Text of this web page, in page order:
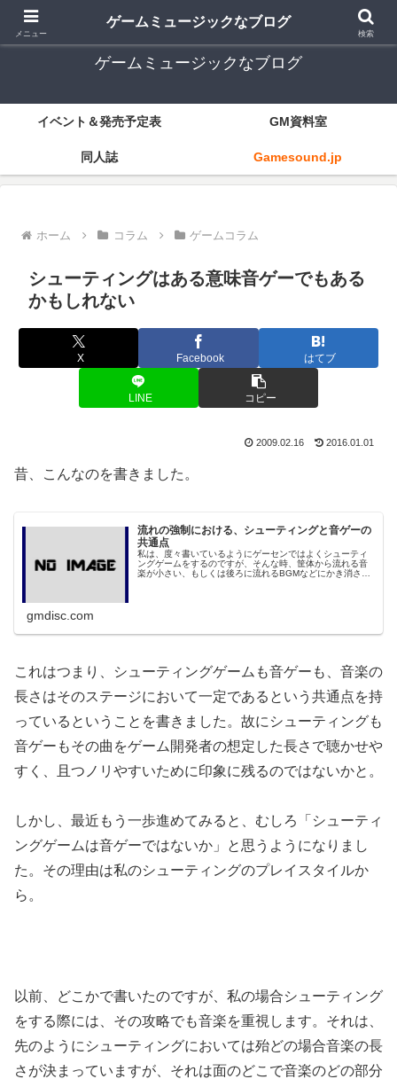
ゲーム音楽とレトロゲー中心
ゲームミュージックなブログ
イベント＆発売予定表 GM資料室
同人誌 Gamesound.jp
ホーム コラム ゲームコラム
シューティングはある意味音ゲーでもある
かもしれない
X Facebook はてブ
LINE コピー
2009.02.16 2016.01.01
昔、こんなのを書きました。
流れの強制における、シューティングと音ゲーの
共通点
私は、度々書いているようにゲーセンではよくシューティ
ングゲームをするのですが、そんな時、筐体から流れる音
楽が小さい、もしくは後ろに流れるBGMなどにかき消され
gmdisc.com
これはつまり、シューティングゲームも音ゲーも、音楽の
長さはそのステージにおいて一定であるという共通点を持
っているということを書きました。故にシューティングも
音ゲーもその曲をゲーム開発者の想定した長さで聴かせや
すく、且つノリやすいために印象に残るのではないかと。
しかし、最近もう一歩進めてみると、むしろ「シューティ
ングゲームは音ゲーではないか」と思うようになりまし
た。その理由は私のシューティングのプレイスタイルか
ら。
以前、どこかで書いたのですが、私の場合シューティング
をする際には、その攻略でも音楽を重視します。それは、
先のようにシューティングにおいては殆どの場合音楽の長
さが決まっていますが、それは面のどこで音楽のどの部分
メニュー
ゲームミュージックなブログ
検索